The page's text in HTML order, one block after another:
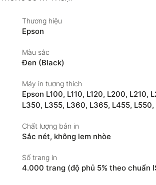
Thương hiệu
Epson
Màu sắc
Đen (Black)
Máy in tương thích
Epson L100, L110, L120, L200, L210,
L350, L355, L360, L365, L455,
Chất lượng bản in
Sắc nét, không lem nhòe
Số trang in
4.000 trang (độ phủ 5% theo chuẩn